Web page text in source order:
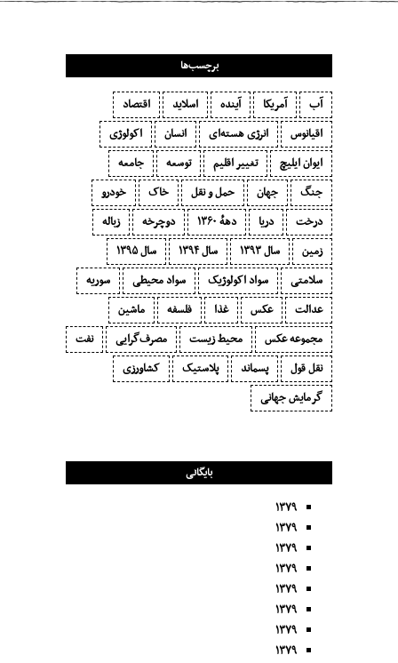
برچسب‌ها
آب آمریکا آینده اسلاید
اقتصاد
اقیانوس
انرژی هسته‌ای انسان
اکولوژی
ایوان ایلیچ
تغییر اقلیم توسعه
جامعه
جنگ
جهان حمل و نقل خاک
خودرو
درخت
دریا دههٔ ۱‍۳۶۰ دوچرخه
زباله
زمین
سال ۱۳۹۳ سال ۱۳۹۴
سال ۱۳۹۵
سلامتی
سواد اکولوژیک سواد محیطی
سوریه
عدالت
عکس غذا فلسفه
ماشین
مجموعه عکس
محیط زیست مصرف‌گرایی‬
نفت
نقل قول
پسماند پلاستیک
کشاورزی
گرمایش جهانی
بایگانی
۱۳۷۹
۱۳۷۹
۱۳۷۹
۱۳۷۹
۱۳۷۹
۱۳۷۹
۱۳۷۹
۱۳۷۹